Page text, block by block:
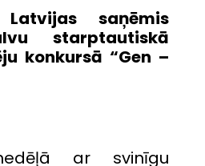
saņēmis
starptautiskā
konkursā “Gen –
ar svinīgu